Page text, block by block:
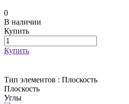
0
В наличии
Купить
Купить
Тип элементов : Плоскость
Плоскость
Углы